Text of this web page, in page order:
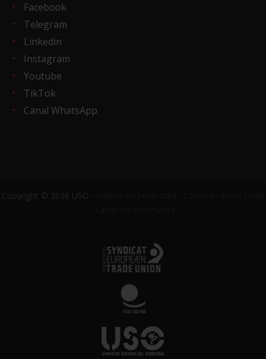
Facebook
Telegram
Linkedin
Instagram
Youtube
TikTok
Canal WhatsApp
Copyright © 2026 USO ·